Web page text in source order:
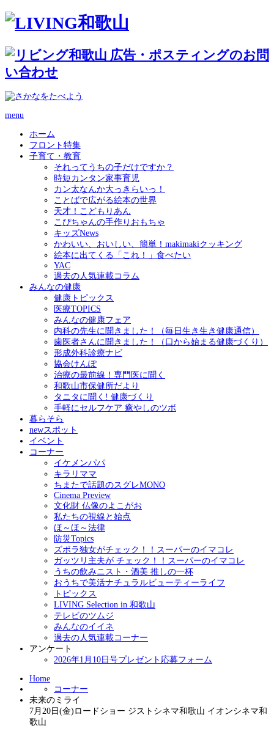
menu
ホーム
フロント特集
子育て・教育
それってうちの子だけですか？
時短カンタン家事育児
カン太なんか大っきらいっ！
ことばで広がる絵本の世界
天才！こどもりあん
こぴちゃんの手作りおもちゃ
キッズNews
かわいい、おいしい、簡単！makimakiクッキング
絵本に出てくる「これ！」食べたい
YAC
過去の人気連載コラム
みんなの健康
健康トピックス
医療TOPICS
みんなの健康フェア
内科の先生に聞きました！（毎日生き生き健康通信）
歯医者さんに聞きました！（口から始まる健康づくり）
形成外科診療ナビ
協会けんぽ
治療の最前線！専門医に聞く
和歌山市保健所だより
タニタに聞く! 健康づくり
手軽にセルフケア 癒やしのツボ
暮らそら
newスポット
イベント
コーナー
イケメンパパ
キラリママ
ちまたで話題のスグレMONO
Cinema Preview
文化財 仏像のよこがお
私たちの視線と始点
ほ～ほ～法律
防災Topics
ズボラ独女がチェック！！スーパーのイマコレ
ガッツリ主夫が チェック！！スーパーのイマコレ
うちの飲みニスト・酒美 推しの一杯
おうちで美活ナチュラルビューティーライフ
トピックス
LIVING Selection in 和歌山
テレビのツムジ
みんなのイイネ
過去の人気連載コーナー
アンケート
2026年1月10日号プレゼント応募フォーム
Home
コーナー
未来のミライ
7月20日(金)ロードショー ジストシネマ和歌山 イオンシネマ和
歌山